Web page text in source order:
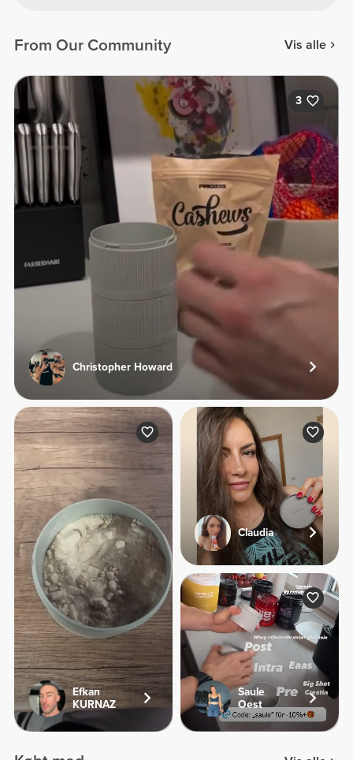
From Our Community Vis alle
3
Christopher Howard
Efkan
KURNAZ
Claudia
Saule
Oest